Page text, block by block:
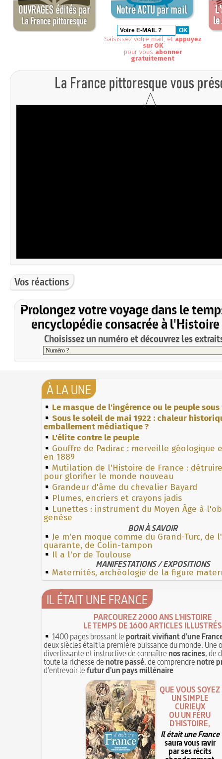
Saisissez votre mail, et appuyez
sur OK
pour vous abonner
gratuitement
Vos réactions
Prolongez votre voyage dans le
encyclopédie consacrée à l'Histoire
Choisissez un numéro et découvrez les
À LA UNE
Le masque de l'ingérence ou le peuple
Sous le soleil de mai 1922 : chaleur
emballement médiatique ?
L'élite contre le peuple
Gouffre de Padirac : merveille géologique
en 1889
Mutilation de l'Histoire de France :
pour glorifier le monde nouveau
Grandeur d'âme du chevalier Bayard
Plumes, encriers et crayons jadis
Lunettes : instrument du Moyen Âge à
genèse
BON À SAVOIR
Je m'en moque comme du Grand-Turc, de
quarante, de Colin-tampon
Il a l'or de Toulouse
MANIFESTATIONS / EXPOSITIONS
Maternités, archéologie de la figure
IL ÉTAIT UNE FRANCE
PARCOUREZ 2000 ANS L'HISTOIRE
LE TEMPS DE 1600 ARTICLES ILLUSTRÉS
1400 pages brossant leportrait vivifiant d'une
deux siècles était la première puissance du monde. Une
divertissante et instructive de connaîtrenos racines, de
toute la richesse denotre passé, de comprendrenotre
d'entrevoir lefutur d'un pays millénaire
QUE VOUS SOYEZ
UN SIMPLE
CURIEUX
OU UN FÉRU
D'HISTOIRE,
Il était une France
saura vous ravir
par ses récits